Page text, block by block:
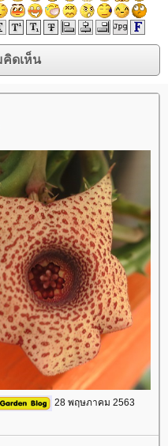
28 พฤษภาคม 2563